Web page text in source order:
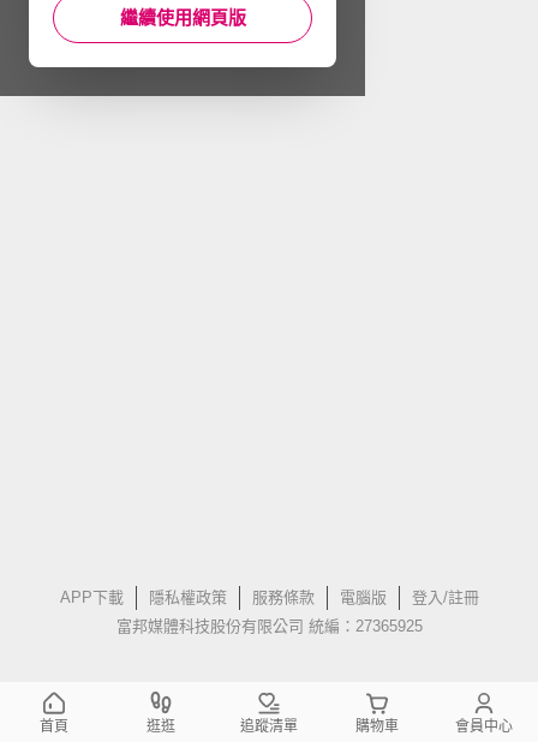
APP下載 隱私權政策 服務條款 電腦版
登入/註冊
富邦媒體科技股份有限公司 統編：27365925
繼續使用網頁版
首頁 逛逛 追蹤清單 購物車 會員中心